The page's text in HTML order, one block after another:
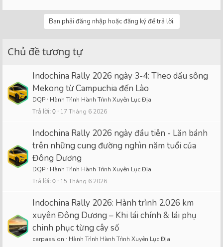
Bạn phải đăng nhập hoặc đăng ký để trả lời.
Chủ đề tương tự
Indochina Rally 2026 ngày 3-4: Theo dấu sông
Mekong từ Campuchia đến Lào
DQP Hành Trình Hành Trình Xuyên Lục Địa
Trả lời 0 17 Tháng 6 2026
Indochina Rally 2026 ngày đầu tiên - Lăn bánh
trên những cung đường nghìn năm tuổi của
Đông Dương
DQP Hành Trình Hành Trình Xuyên Lục Địa
Trả lời 0 15 Tháng 6 2026
Indochina Rally 2026: Hành trình 2.026 km
xuyên Đông Dương – Khi lái chính & lái phụ
chinh phục từng cây số
carpassion Hành Trình Hành Trình Xuyên Lục Địa